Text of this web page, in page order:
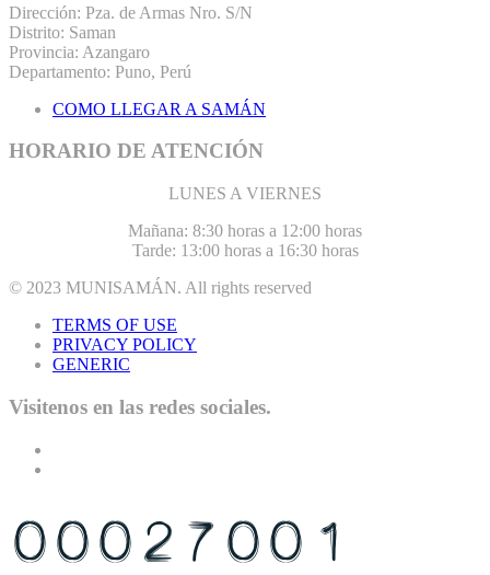
Dirección: Pza. de Armas Nro. S/N
Distrito: Saman
Provincia: Azangaro
Departamento: Puno, Perú
COMO LLEGAR A SAMÁN
HORARIO DE ATENCIÓN
LUNES A VIERNES
Mañana: 8:30 horas a 12:00 horas
Tarde: 13:00 horas a 16:30 horas
© 2023 MUNISAMÁN. All rights reserved
TERMS OF USE
PRIVACY POLICY
GENERIC
Visitenos en las redes sociales.